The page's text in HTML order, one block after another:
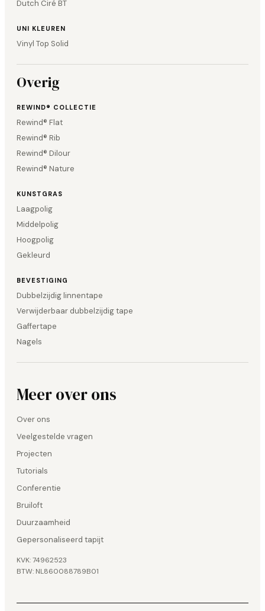
Dutch Ciré BT
UNI KLEUREN
Vinyl Top Solid
Overig
REWIND® COLLECTIE
Rewind® Flat
Rewind® Rib
Rewind® Dilour
Rewind® Nature
KUNSTGRAS
Laagpolig
Middelpolig
Hoogpolig
Gekleurd
BEVESTIGING
Dubbelzijdig linnentape
Verwijderbaar dubbelzijdig tape
Gaffertape
Nagels
Meer over ons
Over ons
Veelgestelde vragen
Projecten
Tutorials
Conferentie
Bruiloft
Duurzaamheid
Gepersonaliseerd tapijt
KVK: 74962523
BTW: NL860088789B01